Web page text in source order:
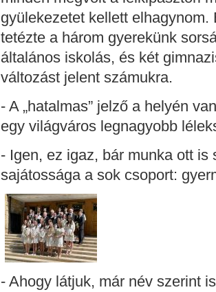
gyülekezetet kellett
tetézte a három gyerekünk
általános iskolás, és két
változást jelent számukra.
- A „hatalmas” jelző a helyén
egy világváros legnagyobb
- Igen, ez igaz, bár munka ott
sajátossága a sok csoport:
- Ahogy látjuk, már név szerint